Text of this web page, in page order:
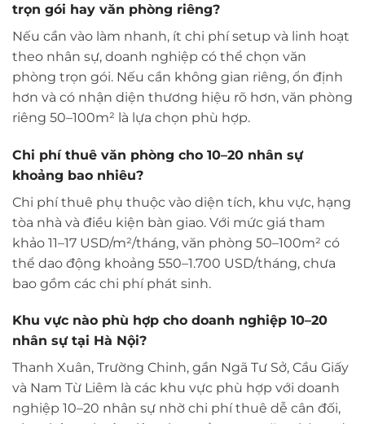
trọn gói hay văn phòng riêng?
Nếu cần vào làm nhanh, ít chi phí setup và linh hoạt
theo nhân sự, doanh nghiệp có thể chọn văn
phòng trọn gói. Nếu cần không gian riêng, ổn định
hơn và có nhận diện thương hiệu rõ hơn, văn phòng
riêng 50–100m² là lựa chọn phù hợp.
Chi phí thuê văn phòng cho 10–20 nhân sự
khoảng bao nhiêu?
Chi phí thuê phụ thuộc vào diện tích, khu vực, hạng
tòa nhà và điều kiện bàn giao. Với mức giá tham
khảo 11–17 USD/m²/tháng, văn phòng 50–100m² có
thể dao động khoảng 550–1.700 USD/tháng, chưa
bao gồm các chi phí phát sinh.
Khu vực nào phù hợp cho doanh nghiệp 10–20
nhân sự tại Hà Nội?
Thanh Xuân, Trường Chinh, gần Ngã Tư Sở, Cầu Giấy
và Nam Từ Liêm là các khu vực phù hợp với doanh
nghiệp 10–20 nhân sự nhờ chi phí thuê dễ cân đối,